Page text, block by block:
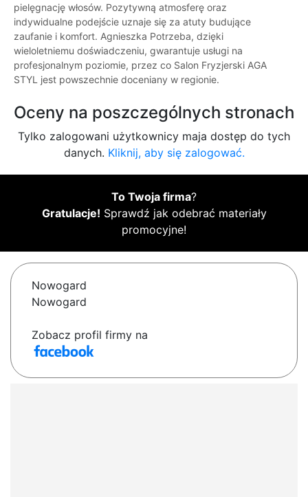
pielęgnację włosów. Pozytywną atmosferę oraz
indywidualne podejście uznaje się za atuty budujące
zaufanie i komfort. Agnieszka Potrzeba, dzięki
wieloletniemu doświadczeniu, gwarantuje usługi na
profesjonalnym poziomie, przez co Salon Fryzjerski AGA
STYL jest powszechnie doceniany w regionie.
Oceny na poszczególnych stronach
Tylko zalogowani użytkownicy maja dostęp do tych
danych. Kliknij, aby się zalogować.
To Twoja firma?
Gratulacje! Sprawdź jak odebrać materiały
promocyjne!
Nowogard
Nowogard
Zobacz profil firmy na